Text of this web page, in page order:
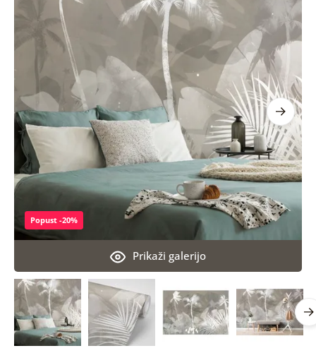
Prikaži galerijo
Popust -20%